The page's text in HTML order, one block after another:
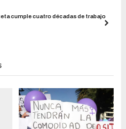
cumple cuatro décadas de trabajo